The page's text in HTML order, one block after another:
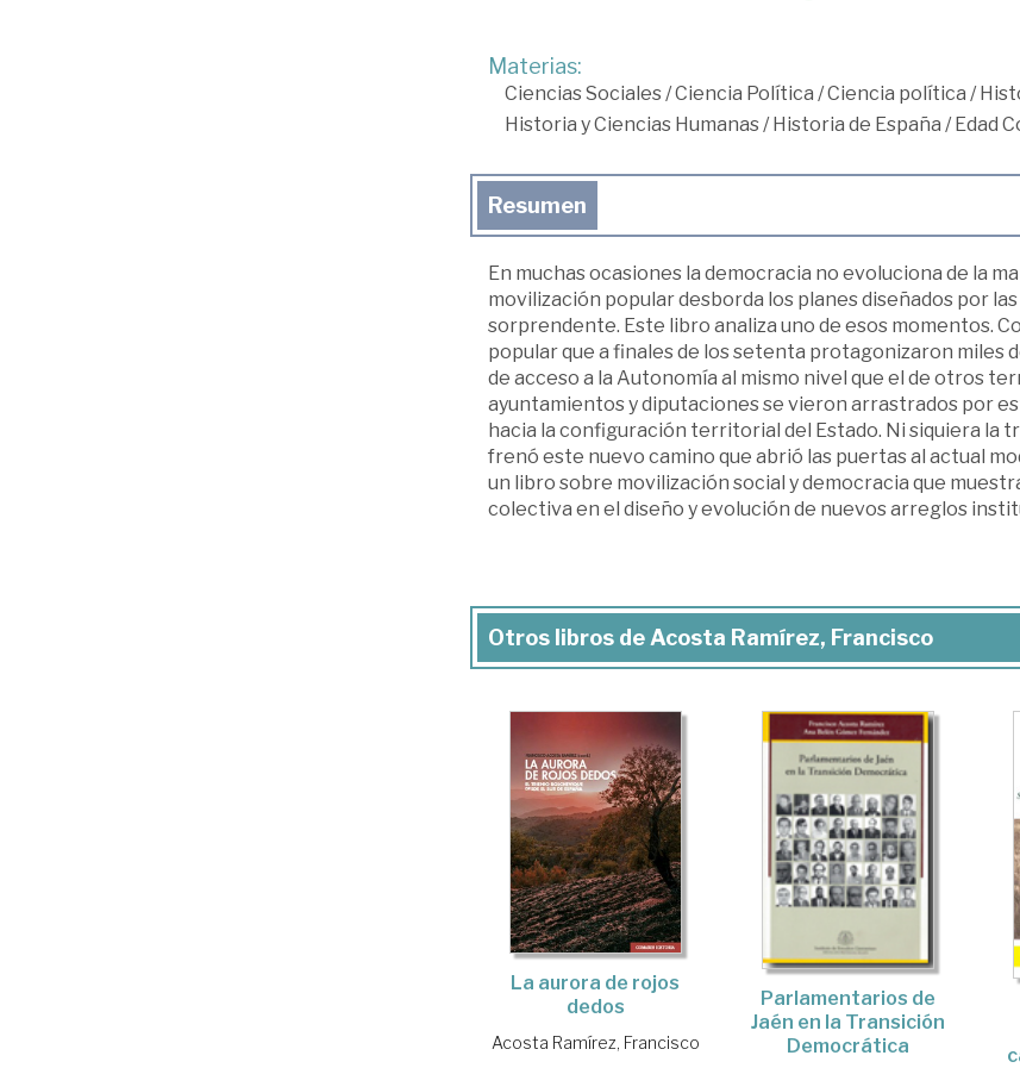
Materias:
Ciencias Sociales/Ciencia Política /Ciencia política /
Historia y Ciencias Humanas/Historia de España /Edad
Resumen
En muchas ocasiones la democracia no evoluciona de la
movilización popular desborda los planes diseñados por
sorprendente. Este libro analiza uno de esos momentos.
popular que a finales de los setenta protagonizaron miles
de acceso a la Autonomía al mismo nivel que el de otros
ayuntamientos y diputaciones se vieron arrastrados por
hacia la configuración territorial del Estado. Ni siquiera la
frenó este nuevo camino que abrió las puertas al actual
un libro sobre movilización social y democracia que
colectiva en el diseño y evolución de nuevos arreglos
Otros libros de Acosta Ramírez, Francisco
La aurora de rojos
dedos
Acosta Ramírez, Francisco
Parlamentarios de
Jaén en la Transición
Democrática